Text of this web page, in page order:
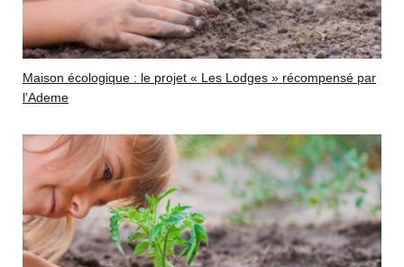
Maison écologique : le projet « Les Lodges » récompensé par
l’Ademe